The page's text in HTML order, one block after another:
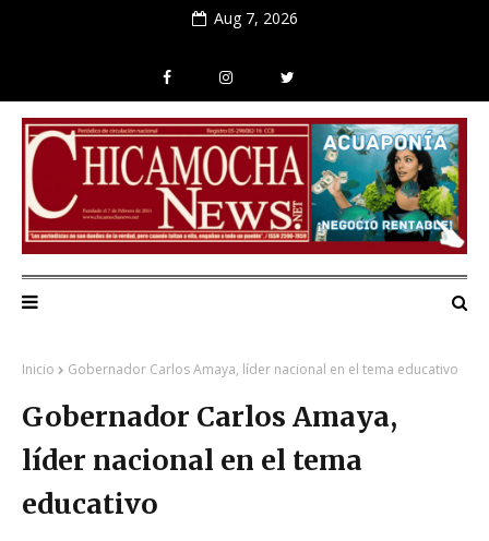
Aug 7, 2026
Inicio Gobernador Carlos Amaya, líder nacional en el tema educativo
Gobernador Carlos Amaya,
líder nacional en el tema
educativo